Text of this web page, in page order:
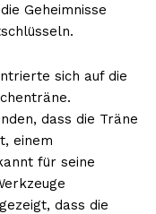
Geheimnisse
sich auf die
dass die Träne
einem
für seine
dass die